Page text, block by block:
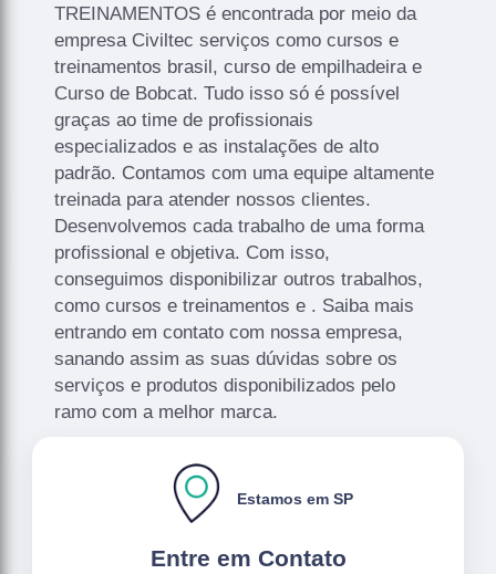
TREINAMENTOS é encontrada por meio da
empresa Civiltec serviços como cursos e
treinamentos brasil, curso de empilhadeira e
Curso de Bobcat. Tudo isso só é possível
graças ao time de profissionais
especializados e as instalações de alto
padrão. Contamos com uma equipe altamente
treinada para atender nossos clientes.
Desenvolvemos cada trabalho de uma forma
profissional e objetiva. Com isso,
conseguimos disponibilizar outros trabalhos,
como cursos e treinamentos e . Saiba mais
entrando em contato com nossa empresa,
sanando assim as suas dúvidas sobre os
serviços e produtos disponibilizados pelo
ramo com a melhor marca.
Entre em Contato
Estamos em SP